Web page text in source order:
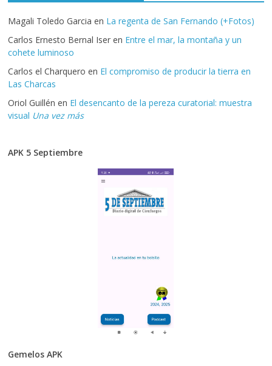
Magali Toledo Garcia en La regenta de San Fernando (+Fotos)
Carlos Ernesto Bernal Iser en Entre el mar, la montaña y un
cohete luminoso
Carlos el Charquero en El compromiso de producir la tierra en
Las Charcas
Oriol Guillén en El desencanto de la pereza curatorial: muestra
visual Una vez más
APK 5 Septiembre
Gemelos APK